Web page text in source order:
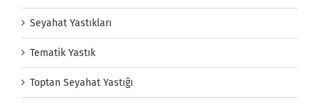
Seyahat Yastıkları
Tematik Yastık
Toptan Seyahat Yastığı